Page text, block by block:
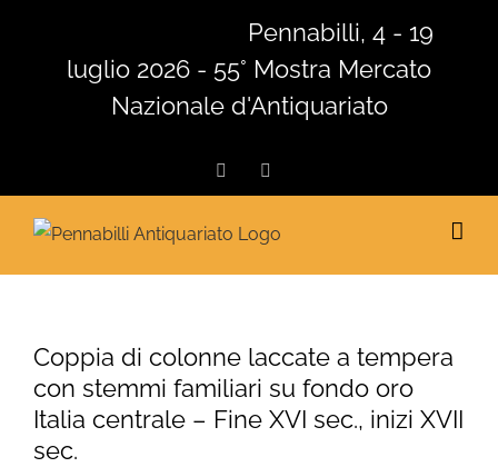
contenuto
Pennabilli, 4 - 19
luglio 2026 - 55° Mostra Mercato
Nazionale d'Antiquariato
Facebook
Coppia di colonne laccate a tempera
con stemmi familiari su fondo oro
Italia centrale – Fine XVI sec., inizi XVII
sec.